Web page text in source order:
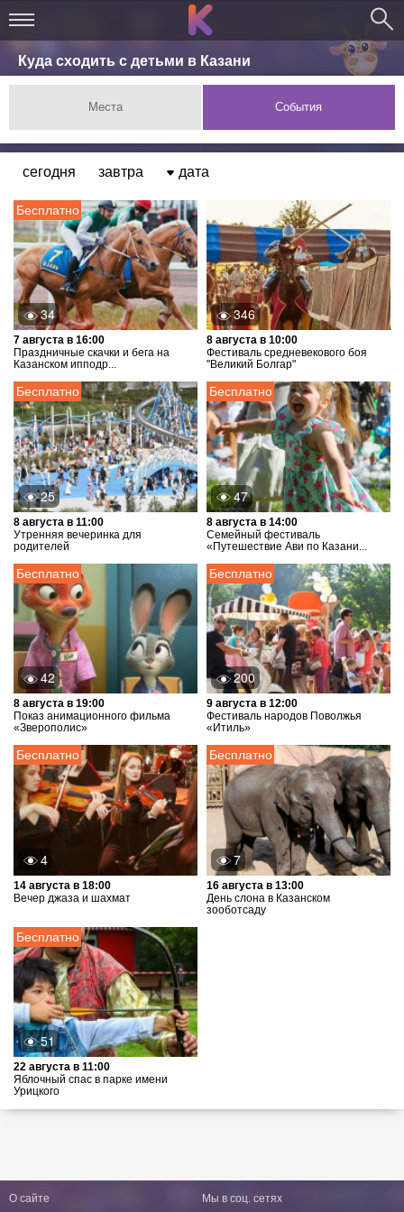
Куда сходить с детьми в Казани
Места События
сегодня завтра дата
Бесплатно
34
7 августа в 16:00
Праздничные скачки и бега на
Казанском ипподр...
346
8 августа в 10:00
Фестиваль средневекового боя
"Великий Болгар"
Бесплатно
25
8 августа в 11:00
Утренняя вечеринка для
родителей
Бесплатно
47
8 августа в 14:00
Семейный фестиваль
«Путешествие Ави по Казани...
Бесплатно
42
8 августа в 19:00
Показ анимационного фильма
«Зверополис»
Бесплатно
200
9 августа в 12:00
Фестиваль народов Поволжья
«Итиль»
Бесплатно
4
14 августа в 18:00
Вечер джаза и шахмат
Бесплатно
7
16 августа в 13:00
День слона в Казанском
зооботсаду
Бесплатно
51
22 августа в 11:00
Яблочный спас в парке имени
Урицкого
О сайте Мы в соц. сетях